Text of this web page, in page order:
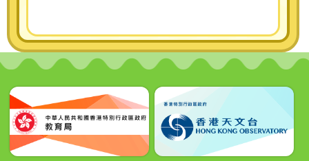
2026/05/28
分會球類及游泳比賽周年頒獎典禮